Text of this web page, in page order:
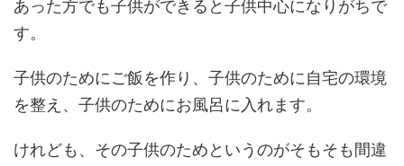
あった方でも子供ができると子供中心になりがちで
す。
子供のためにご飯を作り、子供のために自宅の環境
を整え、子供のためにお風呂に入れます。
けれども、その子供のためというのがそもそも間違